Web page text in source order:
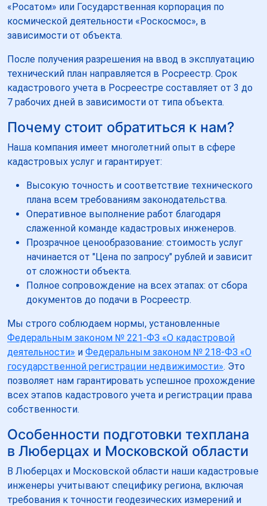
«Росатом» или Государственная корпорация по
космической деятельности «Роскосмос», в
зависимости от объекта.
После получения разрешения на ввод в эксплуатацию
технический план направляется в Росреестр. Срок
кадастрового учета в Росреестре составляет от 3 до
7 рабочих дней в зависимости от типа объекта.
Почему стоит обратиться к нам?
Наша компания имеет многолетний опыт в сфере
кадастровых услуг и гарантирует:
Высокую точность и соответствие технического
плана всем требованиям законодательства.
Оперативное выполнение работ благодаря
слаженной команде кадастровых инженеров.
Прозрачное ценообразование: стоимость услуг
начинается от "Цена по запросу" рублей и зависит
от сложности объекта.
Полное сопровождение на всех этапах: от сбора
документов до подачи в Росреестр.
Мы строго соблюдаем нормы, установленные
Федеральным законом № 221-ФЗ «О кадастровой
деятельности» и Федеральным законом № 218-ФЗ «О
государственной регистрации недвижимости». Это
позволяет нам гарантировать успешное прохождение
всех этапов кадастрового учета и регистрации права
собственности.
Особенности подготовки техплана
в Люберцах и Московской области
В Люберцах и Московской области наши кадастровые
инженеры учитывают специфику региона, включая
требования к точности геодезических измерений и